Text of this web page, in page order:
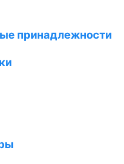
принадлежности